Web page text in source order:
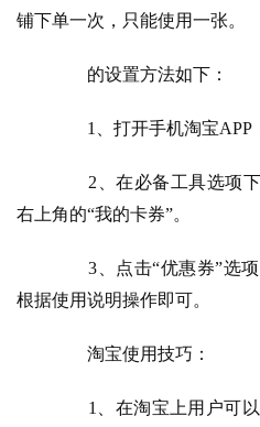
铺下单一次，只能使用一张。
的设置方法如下：
1、打开手机淘宝APP，
2、在必备工具选项下
右上角的“我的卡券”。
3、点击“优惠券”选项
根据使用说明操作即可。
淘宝使用技巧：
1、在淘宝上用户可以